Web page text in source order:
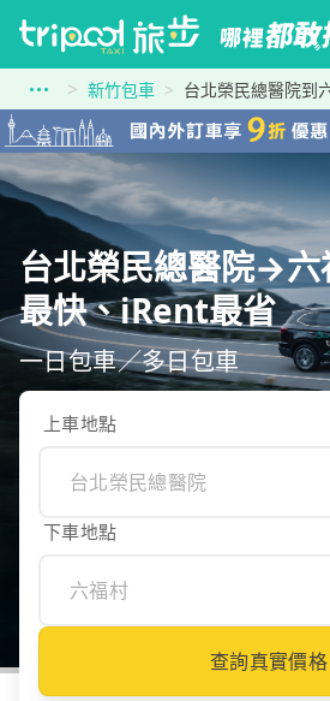
新竹包車 台北榮民總醫院到
台北榮民總醫院→六
最快、iRent最省
一日包車／多日包車
上車地點
下車地點
查詢真實價格